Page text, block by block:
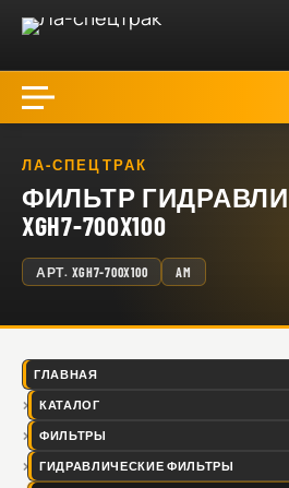
ЛА-СПЕЦТРАК
ФИЛЬТР
XGH7-700X100
АРТ. XGH7-700X100 AM
ГЛАВНАЯ
КАТАЛОГ
ФИЛЬТРЫ
ГИДРАВЛИЧЕСКИЕ ФИЛЬТРЫ